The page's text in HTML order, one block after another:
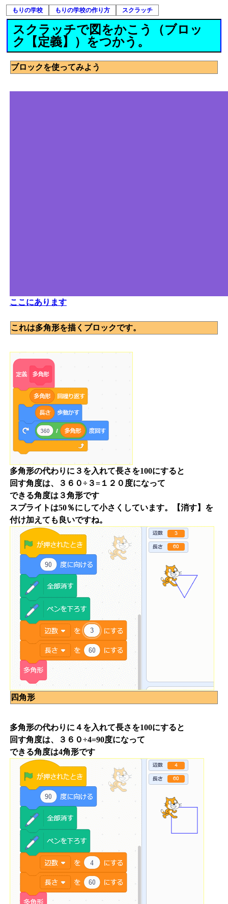
もりの学校 もりの学校の作り方 スクラッチ
スクラッチで図をかこう（ブロッ
ク【定義】）をつかう。
ブロックを使ってみよう
ここにあります
これは多角形を描くブロックです。
多角形の代わりに３を入れて長さを100にすると
回す角度は、３６０÷３=１２０度になって
できる角度は３角形です
スプライトは50％にして小さくしています。【消す】を
付け加えても良いですね。
四角形
多角形の代わりに４を入れて長さを100にすると
回す角度は、３６０÷4=90度になって
できる角度は4角形です